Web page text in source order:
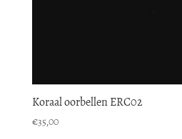
Koraal oorbellen ERC02
€35,00